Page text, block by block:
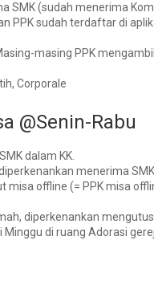
SMK(sudah menerima
PPK sudah terdaftardi
masing PPK
Corporale
@Senin-Rabu
dalam KK.
menerima
offline (= PPK misa
diperkenankan
di ruang Adorasi